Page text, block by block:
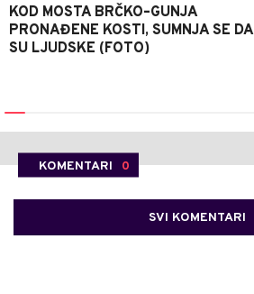
KOD MOSTA BRČKO–GUNJA
PRONAĐENE KOSTI, SUMNJA SE DA
SU LJUDSKE (FOTO)
KOMENTARI 0
SVI KOMENTARI